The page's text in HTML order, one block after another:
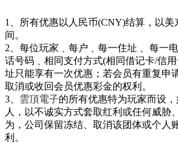
1、所有优惠以人民币(CNY)结算，以美
间。
2、每位玩家﹑每户﹑每一住址 、每一
话号码﹑相同支付方式(相同借记卡/信
址只能享有一次优惠；若会员有重复申
取消或收回会员优惠彩金的权利。
3、 雲頂電子的所有优惠特为玩家而设
人，以不诚实方式套取红利或任何威胁
为，公司保留冻结、取消该团体或个人
利。